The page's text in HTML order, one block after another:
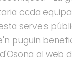
cada
serveis
puguin
al web